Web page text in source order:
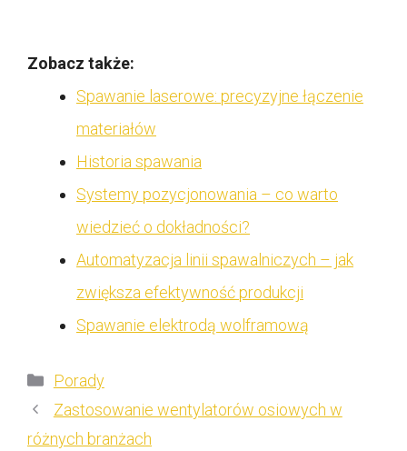
Zobacz także:
Spawanie laserowe: precyzyjne łączenie
materiałów
Historia spawania
Systemy pozycjonowania – co warto
wiedzieć o dokładności?
Automatyzacja linii spawalniczych – jak
zwiększa efektywność produkcji
Spawanie elektrodą wolframową
Kategorie
Porady
Zastosowanie wentylatorów osiowych w
różnych branżach